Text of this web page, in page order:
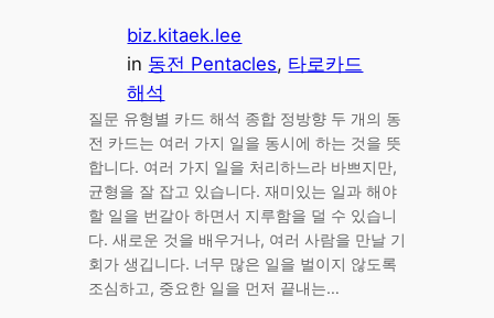
biz.kitaek.lee
in 동전 Pentacles, 타로카드
해석
질문 유형별 카드 해석 종합 정방향 두 개의 동
전 카드는 여러 가지 일을 동시에 하는 것을 뜻
합니다. 여러 가지 일을 처리하느라 바쁘지만,
균형을 잘 잡고 있습니다. 재미있는 일과 해야
할 일을 번갈아 하면서 지루함을 덜 수 있습니
다. 새로운 것을 배우거나, 여러 사람을 만날 기
회가 생깁니다. 너무 많은 일을 벌이지 않도록
조심하고, 중요한 일을 먼저 끝내는…